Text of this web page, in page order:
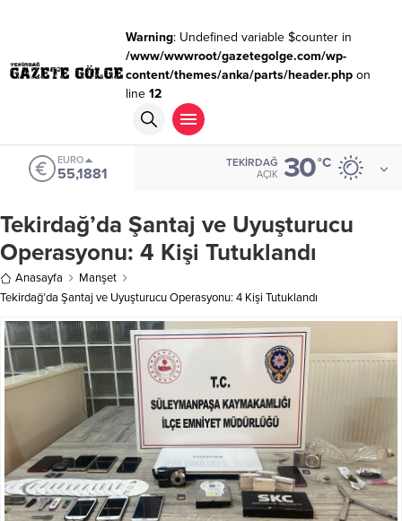
Warning: Undefined variable $counter in
/www/wwwroot/gazetegolge.com/wp-
content/themes/anka/parts/header.phpon
line 12
EURO
55,1881
TEKIRDAĞ
AÇIK 30°C
Tekirdağ’da Şantaj ve Uyuşturucu
Operasyonu: 4 Kişi Tutuklandı
Anasayfa
Manşet
Tekirdağ’da Şantaj ve Uyuşturucu Operasyonu: 4 Kişi Tutuklandı